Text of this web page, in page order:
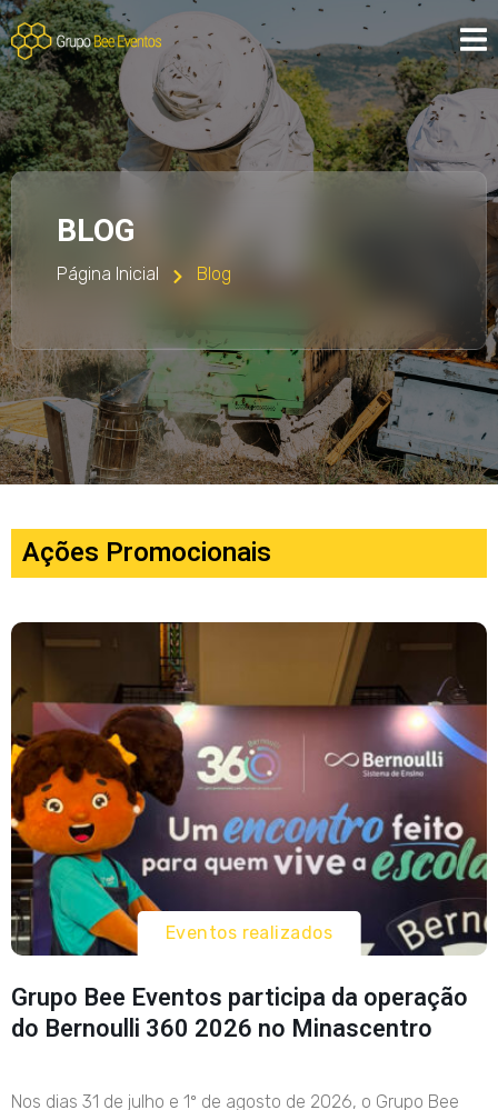
BLOG
Página Inicial Blog
Ações Promocionais
Eventos realizados
Grupo Bee Eventos participa da operação
do Bernoulli 360 2026 no Minascentro
Nos dias 31 de julho e 1º de agosto de 2026, o Grupo Bee